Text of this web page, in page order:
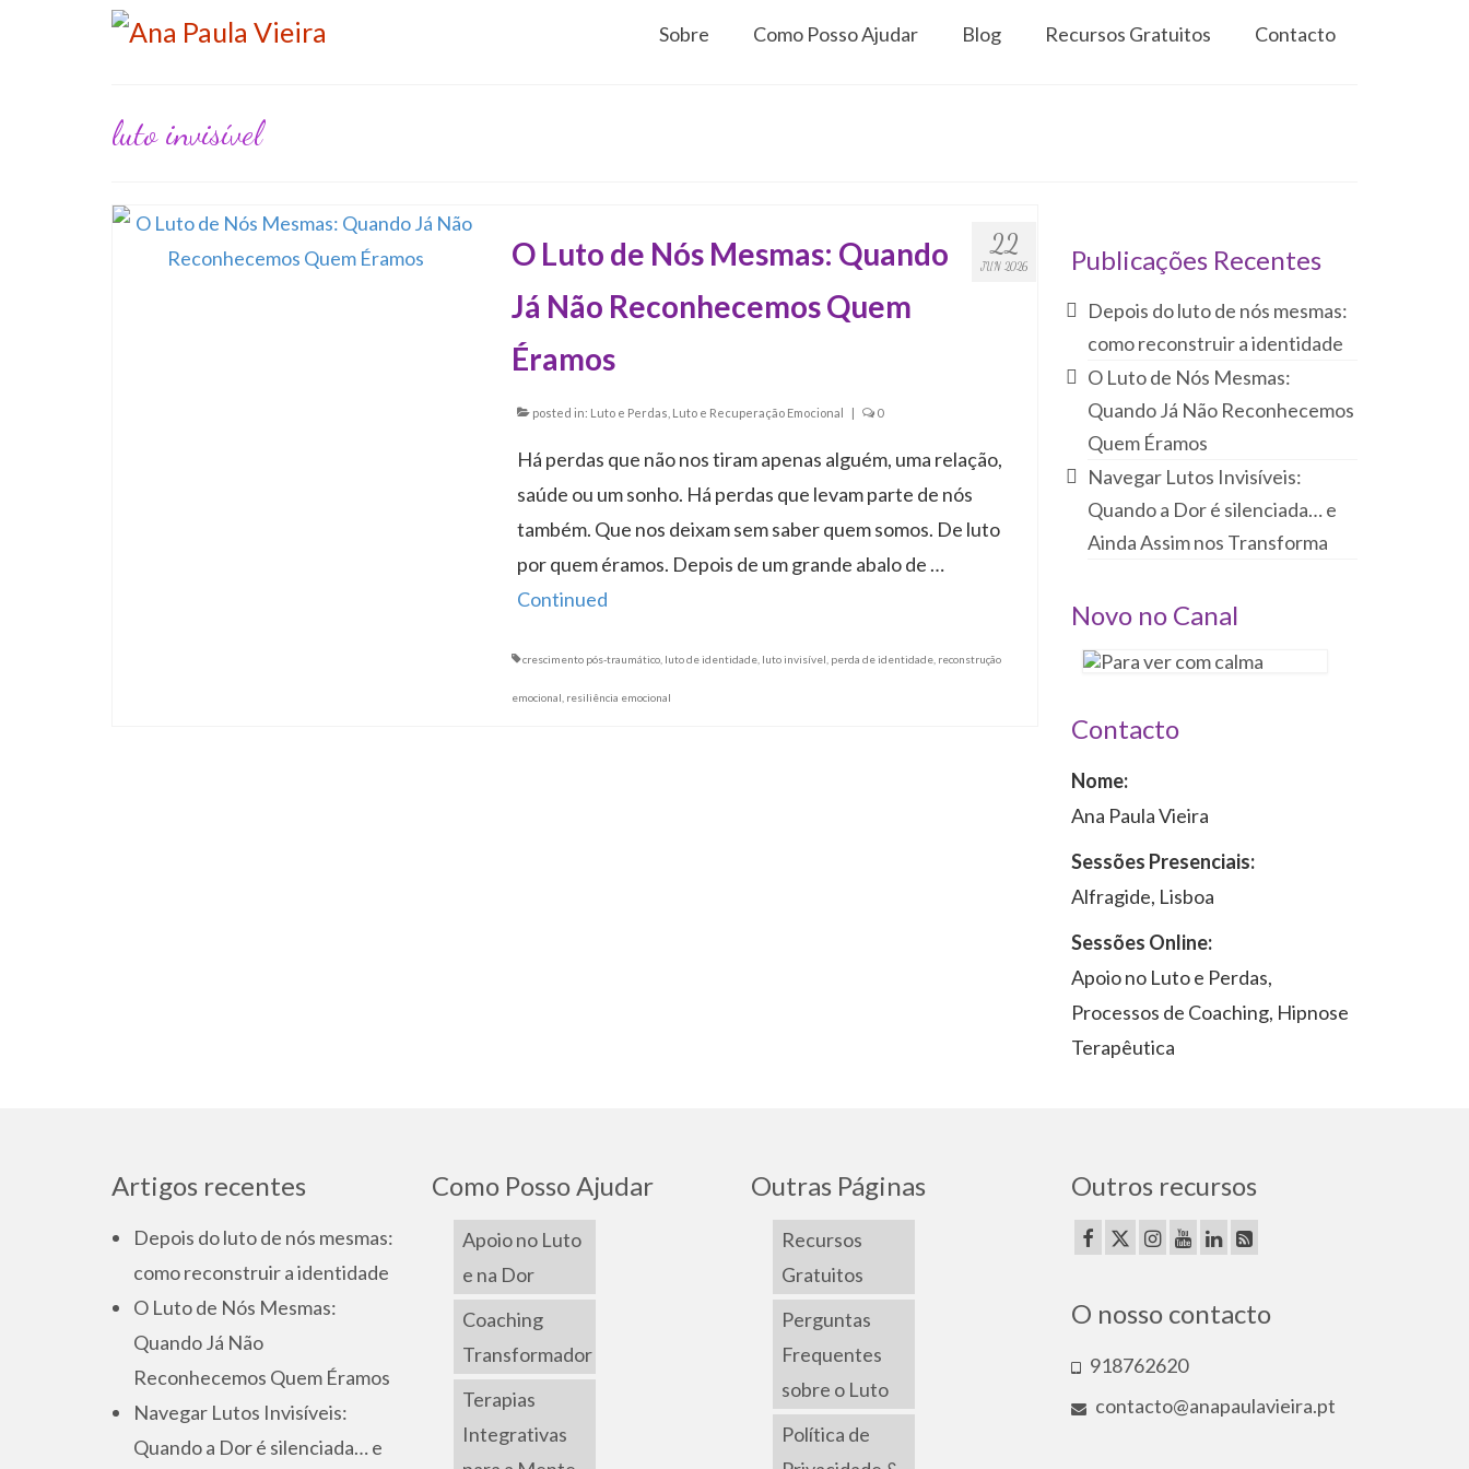
Sobre Como Posso Ajudar Blog Recursos Gratuitos Contacto
luto invisível
22
JUN 2026
O Luto de Nós Mesmas: Quando
Já Não Reconhecemos Quem
Éramos
posted in: Luto e Perdas Luto e Recuperação Emocional | 0
Há perdas que não nos tiram apenas alguém, uma relação,
saúde ou um sonho. Há perdas que levam parte de nós
também. Que nos deixam sem saber quem somos. De luto
por quem éramos. Depois de um grande abalo de …
Continued
crescimento pós-traumático, luto de identidade, luto invisível perda de identidade, reconstrução
emocional resiliência emocional
Publicações Recentes
Depois do luto de nós mesmas:
como reconstruir a identidade
O Luto de Nós Mesmas:
Quando Já Não Reconhecemos
Quem Éramos
Navegar Lutos Invisíveis:
Quando a Dor é silenciada… e
Ainda Assim nos Transforma
Novo no Canal
Contacto
Nome:
Ana Paula Vieira
Sessões Presenciais:
Alfragide, Lisboa
Sessões Online:
Apoio no Luto e Perdas,
Processos de Coaching, Hipnose
Terapêutica
Artigos recentes
Depois do luto de nós mesmas:
como reconstruir a identidade
O Luto de Nós Mesmas:
Quando Já Não
Reconhecemos Quem Éramos
Navegar Lutos Invisíveis:
Quando a Dor é silenciada… e
Como Posso Ajudar
Apoio no Luto
e na Dor
Coaching
Transformador
Terapias
Integrativas
Outras Páginas
Recursos
Gratuitos
Perguntas
Frequentes
sobre o Luto
Política de
Outros recursos
O nosso contacto
918762620
contacto@anapaulavieira.pt